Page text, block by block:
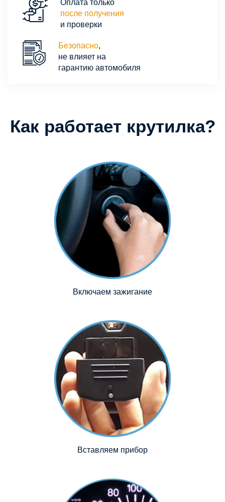
Оплата только
после получения
и проверки
Безопасно,
не влияет на
гарантию автомобиля
Как работает крутилка?
Включаем зажигание
Вставляем прибор